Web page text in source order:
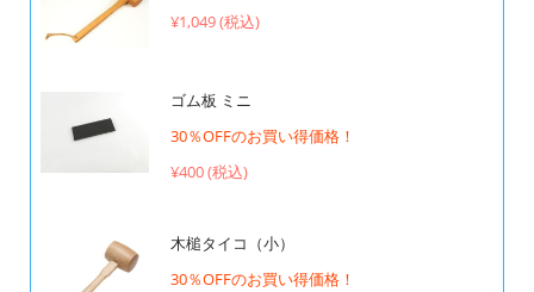
¥1,049 (税込)
ゴム板 ミニ
30％OFFのお買い得価格！
¥400 (税込)
木槌タイコ（小）
30％OFFのお買い得価格！